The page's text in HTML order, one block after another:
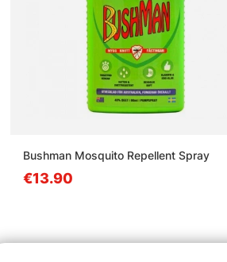
Bushman Mosquito Repellent Spray
€13.90